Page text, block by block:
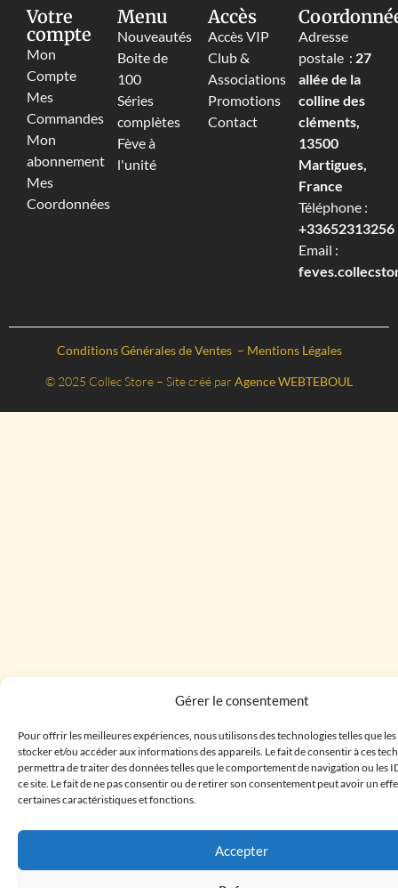
Gérer le consentement
Pour offrir les meilleures expériences, nous utilisons des technologies telles que
stocker et/ou accéder aux informations des appareils. Le fait de consentir à ces
permettra de traiter des données telles que le comportement de navigation ou les
ce site. Le fait de ne pas consentir ou de retirer son consentement peut avoir un
certaines caractéristiques et fonctions.
Accepter
Votre
compte
Mon
Compte
Mes
Commandes
Mon
abonnement
Mes
Coordonnées
Menu
Nouveautés
Boite de
100
Séries
complètes
Fève à
l'unité
Accès
Accès VIP
Club &
Associations
Promotions
Contact
Adresse
postale : 27
allée de la
colline des
cléments,
13500
Martigues,
France
Téléphone :
+33652313256‬
Email :
Conditions Générales de Ventes – Mentions Légales
© 2025 Collec Store – Site créé par Agence WEBTEBOUL